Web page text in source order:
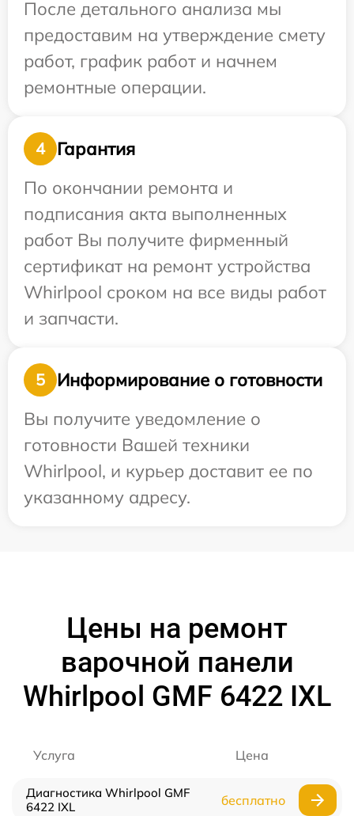
После детального анализа мы
предоставим на утверждение смету
работ, график работ и начнем
ремонтные операции.
4
Гарантия
По окончании ремонта и
подписания акта выполненных
работ Вы получите фирменный
сертификат на ремонт устройства
Whirlpool сроком на все виды работ
и запчасти.
5
Информирование о готовности
Вы получите уведомление о
готовности Вашей техники
Whirlpool, и курьер доставит ее по
указанному адресу.
Цены на ремонт
варочной панели
Whirlpool GMF 6422 IXL
Услуга Цена
Диагностика Whirlpool GMF
6422 IXL
бесплатно